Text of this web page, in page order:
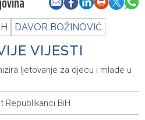
DAVOR BOŽINOVIĆ
VIJESTI
ljetovanje za djecu i mlade u
Republikanci BiH